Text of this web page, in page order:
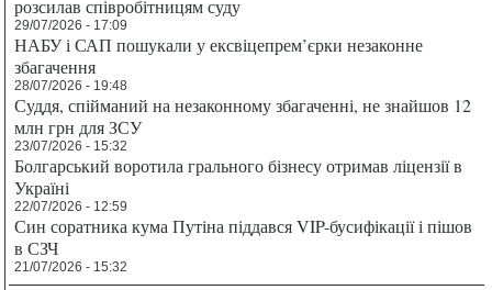
розсилав співробітницям суду
29/07/2026 - 17:09
НАБУ і САП пошукали у ексвіцепрем’єрки незаконне
збагачення
28/07/2026 - 19:48
Суддя, спійманий на незаконному збагаченні, не знайшов 12
млн грн для ЗСУ
23/07/2026 - 15:32
Болгарський воротила грального бізнесу отримав ліцензії в
Україні
22/07/2026 - 12:59
Син соратника кума Путіна піддався VIP-бусифікації і пішов
в СЗЧ
21/07/2026 - 15:32